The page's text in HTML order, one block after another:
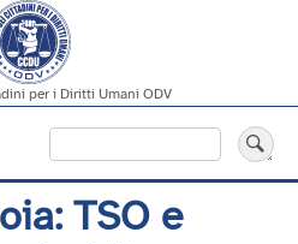
per i Diritti Umani ODV
TSO e